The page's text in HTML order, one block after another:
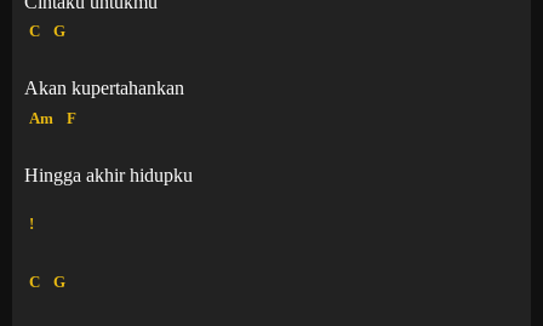
C G
Akan kupertahankan
Am F
Hingga akhir hidupku
!
C G